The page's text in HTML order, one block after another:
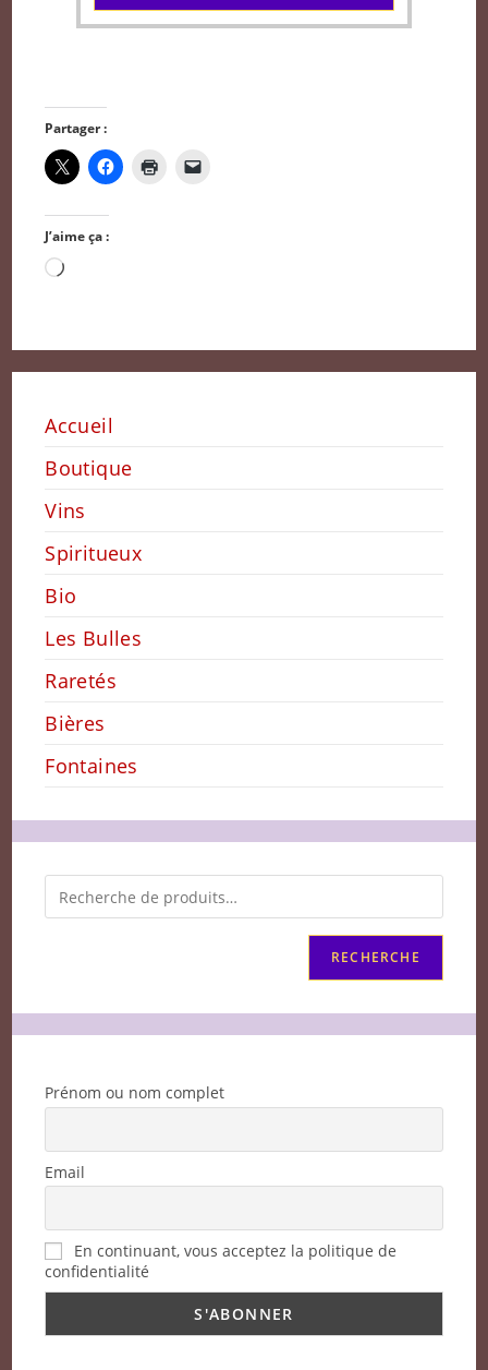
Partager :
J’aime ça :
Chargement…
Accueil
Boutique
Vins
Spiritueux
Bio
Les Bulles
Raretés
Bières
Fontaines
RECHERCHE
Prénom ou nom complet
Email
En continuant, vous acceptez la politique de
confidentialité